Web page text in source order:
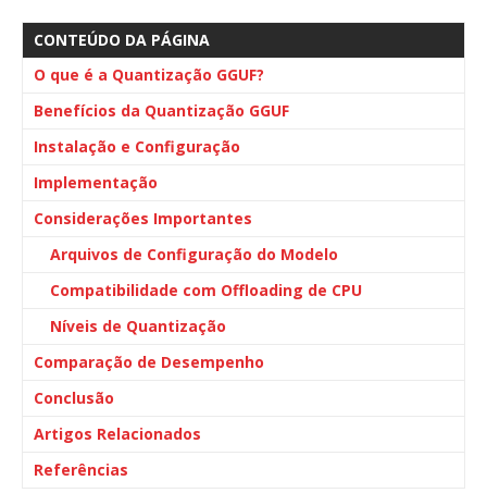
CONTEÚDO DA PÁGINA
O que é a Quantização GGUF?
Benefícios da Quantização GGUF
Instalação e Configuração
Implementação
Considerações Importantes
Arquivos de Configuração do Modelo
Compatibilidade com Offloading de CPU
Níveis de Quantização
Comparação de Desempenho
Conclusão
Artigos Relacionados
Referências